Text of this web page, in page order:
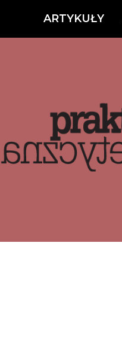
ARTYKUŁY